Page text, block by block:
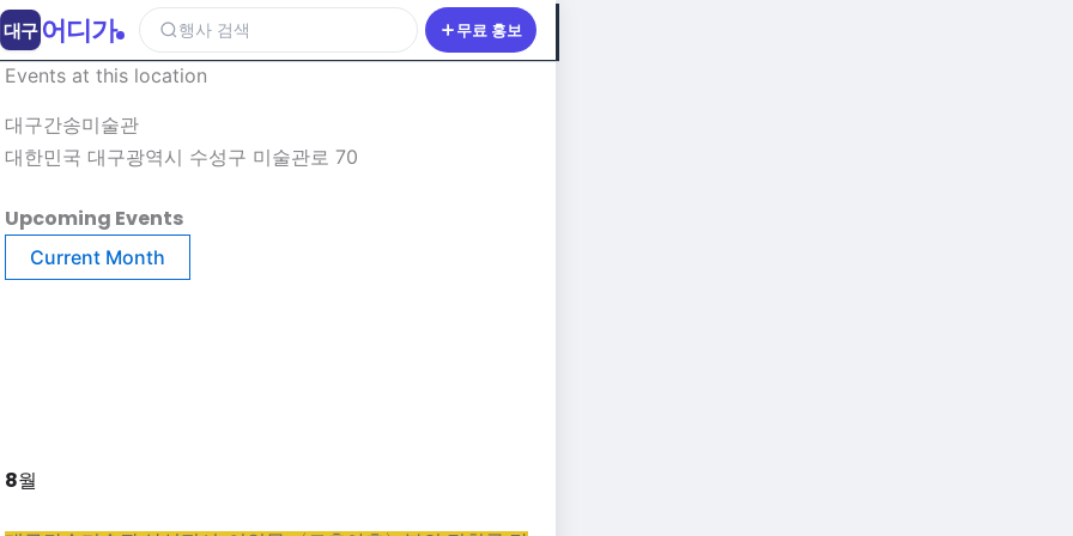
Events at this location
대구간송미술관
대한민국 대구광역시 수성구 미술관로 70
Upcoming Events
Current Month
8월
대구 어디가 행사 검색 무료 홍보